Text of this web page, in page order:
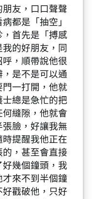
友，口口聲聲
都是「抽空」
首先是「搏感
的好朋友，同
，順帶說他很
是不是可以通
一打開，他就
總是急忙的把
何縫隙，他就會
臉，好讓我無
提醒我他正在
，甚至會直接
幾個鐘頭，我
來不到半個鐘
戳破他，只好